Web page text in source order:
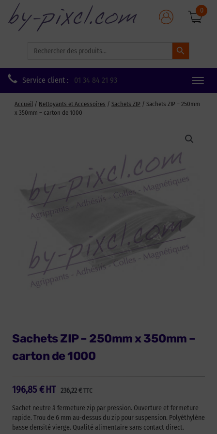
for:
Search Button
0
Service client : 01 34 84 21 93
Toggle
Accueil / Nettoyants et Accessoires / Sachets ZIP / Sachets ZIP – 250mm
x 350mm – carton de 1000
Sachets ZIP – 250mm x 350mm –
carton de 1000
196,85 € 236,22€ TTC
HT
Sachet neutre à fermeture zip par pression. Ouverture et fermeture
rapide. Trou de 6 mm au-dessus du zip pour suspension. Polyéthylène
basse densité vierge. Qualité alimentaire sans contact direct.